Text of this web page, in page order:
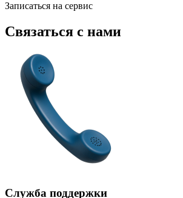
Записаться на сервис
Связаться с нами
Служба поддержки